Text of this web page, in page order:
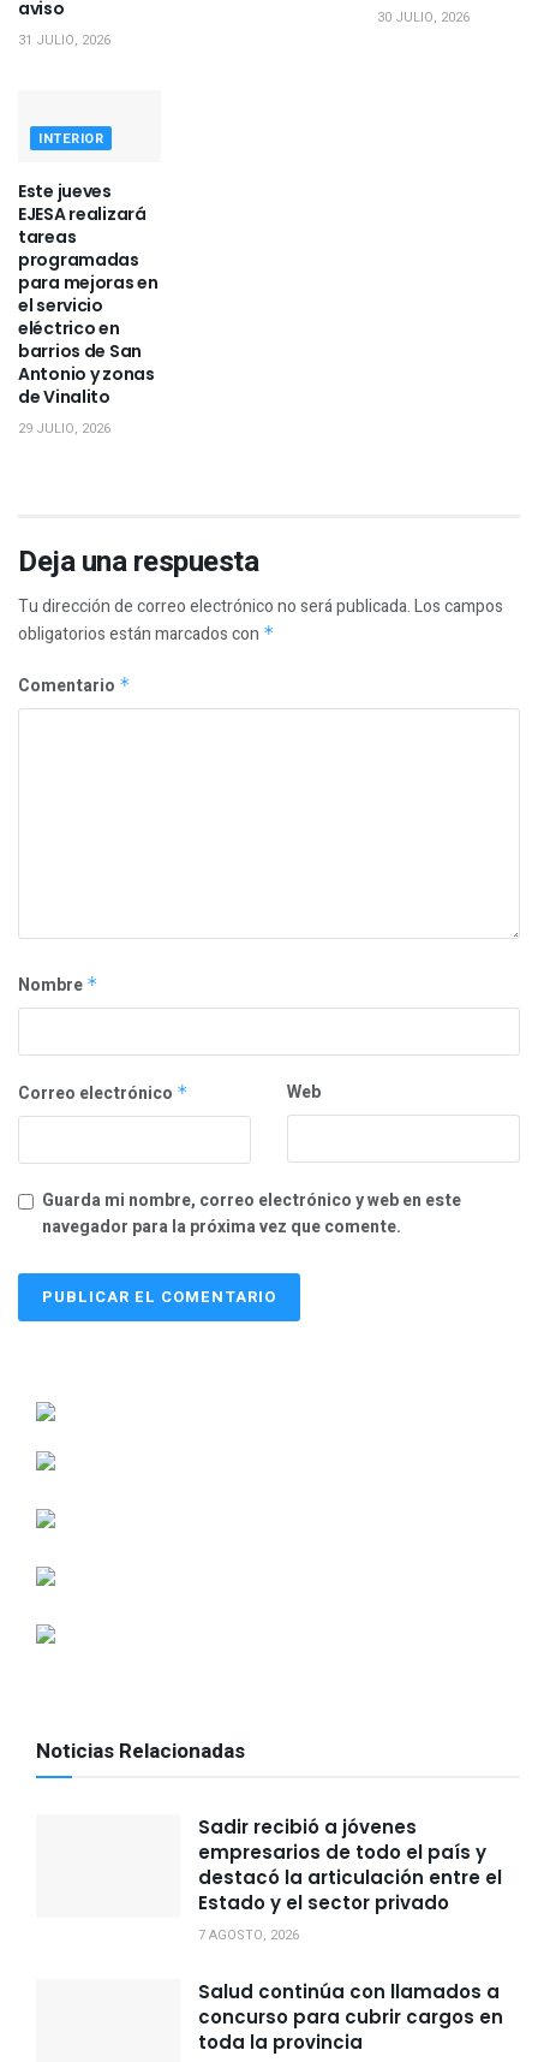
aviso
31 JULIO, 2026
30 JULIO, 2026
INTERIOR
Este jueves
EJESA realizará
tareas
programadas
para mejoras en
el servicio
eléctrico en
barrios de San
Antonio y zonas
de Vinalito
29 JULIO, 2026
Deja una respuesta
Tu dirección de correo electrónico no será publicada.Los campos
obligatorios están marcados con *
Comentario *
Nombre *
Correo electrónico * Web
Guarda mi nombre, correo electrónico y web en este
navegador para la próxima vez que comente.
Noticias Relacionadas
Sadir recibió a jóvenes
empresarios de todo el país y
destacó la articulación entre el
Estado y el sector privado
7 AGOSTO, 2026
Salud continúa con llamados a
concurso para cubrir cargos en
toda la provincia